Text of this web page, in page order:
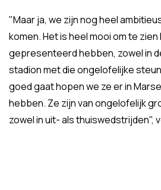
"Maar ja, we zijn nog heel
komen. Het is heel mooi om te
gepresenteerd hebben, zowel in
stadion met die ongelofelijke
goed gaat hopen we ze er in
hebben. Ze zijn van ongelofelijk
zowel in uit- als thuiswedstrijden",